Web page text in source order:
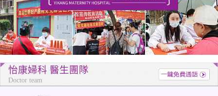
怡康婦科 醫生團隊
Doctor team